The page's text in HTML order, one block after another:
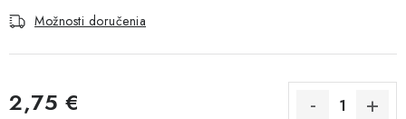
CHOVATEĽSKÉ POTREBY
Možnosti doručenia
2,75 €